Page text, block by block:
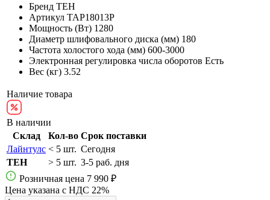
Бренд TEH
Артикул TAP18013P
Мощность (Вт) 1280
Диаметр шлифовального диска (мм) 180
Частота холостого хода (мм) 600-3000
Электронная регулировка числа оборотов Есть
Вес (кг) 3.52
Наличие товара
В наличии
Склад
Кол-во Срок поставки
Лайнтулс < 5 шт. Сегодня
TEH
> 5 шт. 3-5 раб. дня
Розничная цена 7 990 ₽
Цена указана с НДС 22%